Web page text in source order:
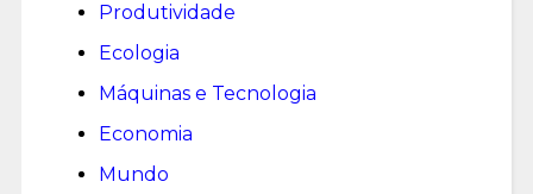
Produtividade
Ecologia
Máquinas e Tecnologia
Economia
Mundo